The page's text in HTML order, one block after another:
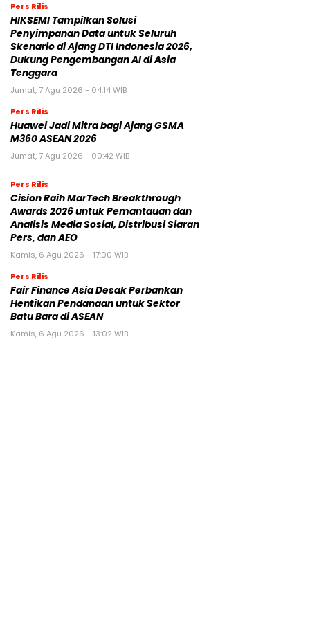
Pers Rilis
HIKSEMI Tampilkan Solusi
Penyimpanan Data untuk Seluruh
Skenario di Ajang DTI Indonesia 2026,
Dukung Pengembangan AI di Asia
Tenggara
Jumat, 7 Agu 2026 - 04:14 WIB
Pers Rilis
Huawei Jadi Mitra bagi Ajang GSMA
M360 ASEAN 2026
Jumat, 7 Agu 2026 - 00:42 WIB
Pers Rilis
Cision Raih MarTech Breakthrough
Awards 2026 untuk Pemantauan dan
Analisis Media Sosial, Distribusi Siaran
Pers, dan AEO
Kamis, 6 Agu 2026 - 17:00 WIB
Pers Rilis
Fair Finance Asia Desak Perbankan
Hentikan Pendanaan untuk Sektor
Batu Bara di ASEAN
Kamis, 6 Agu 2026 - 13:02 WIB